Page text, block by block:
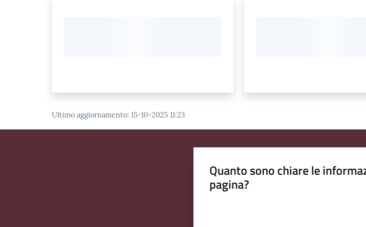
Ultimo aggiornamento: 15-10-2025 11:23
Quanto sono chiare le
pagina?